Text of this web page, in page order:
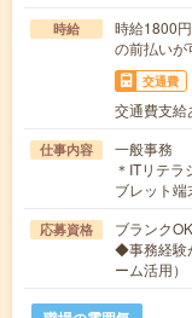
時給
時給1800
の前払いが
交通費
交通費支給
仕事内容
一般事務
＊ITリテ
ブレット
応募資格
ブランク
◆事務経験
ーム活用